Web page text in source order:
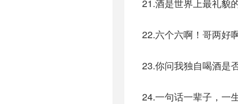
21.酒是世界上最礼貌
22.六个六啊！哥两好
23.你问我独自喝酒是
24.一句话一辈子，一